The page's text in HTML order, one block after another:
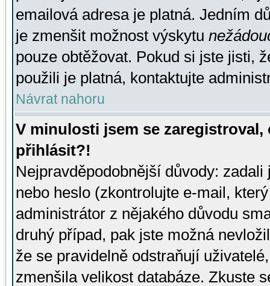
emailová adresa je platná. Jedním
je zmenšit možnost výskytu
pouze obtěžovat. Pokud si jste jisti,
použili je platná, kontaktujte
Návrat nahoru
V minulosti jsem se
přihlásit?!
Nejpravděpodobnější důvody:
nebo heslo (zkontrolujte e-mail,
administrátor z nějakého důvodu
druhý případ, pak jste možná
že se pravidelně odstraňují
zmenšila velikost databáze. Zkuste